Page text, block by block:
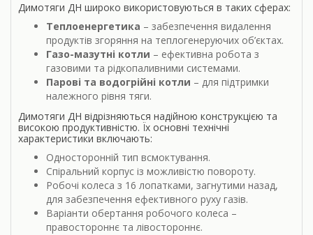
Димотяги ДН широко використовуються в таких сферах:
Теплоенергетика – забезпечення видалення
продуктів згоряння на теплогенеруючих об’єктах.
Газо-мазутні котли – ефективна робота з
газовими та рідкопаливними системами.
Парові та водогрійні котли – для підтримки
належного рівня тяги.
Димотяги ДН відрізняються надійною конструкцією та
високою продуктивністю. Їх основні технічні
характеристики включають:
Односторонній тип всмоктування.
Спіральний корпус із можливістю повороту.
Робочі колеса з 16 лопатками, загнутими назад,
для забезпечення ефективного руху газів.
Варіанти обертання робочого колеса –
правостороннє та лівостороннє.